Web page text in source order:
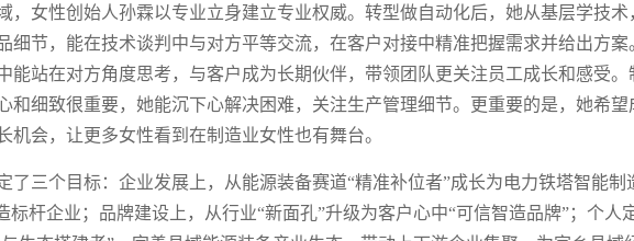
，女性创始人孙霖以专业立身建立专业权威。转型做自动化后，她从基层学技术
细节，能在技术谈判中与对方平等交流，在客户对接中精准把握需求并给出方案
能站在对方角度思考，与客户成为长期伙伴，带领团队更关注员工成长和感受。
和细致很重要，她能沉下心解决困难，关注生产管理细节。更重要的是，她希望
机会，让更多女性看到在制造业女性也有舞台。
了三个目标：企业发展上，从能源装备赛道“精准补位者”成长为电力铁塔智能制
标杆企业；品牌建设上，从行业“新面孔”升级为客户心中“可信智造品牌”；个人